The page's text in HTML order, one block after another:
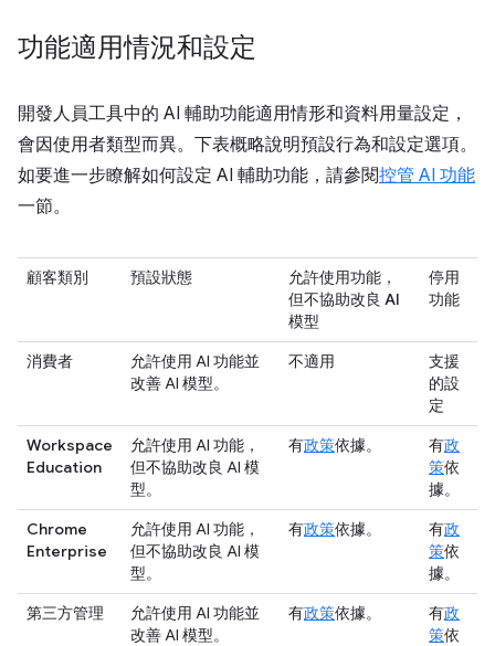
功能適用情況和設定
開發人員工具中的 AI 輔助功能適用情形和資料用量設定，
會因使用者類型而異。下表概略說明預設行為和設定選項。
如要進一步瞭解如何設定 AI 輔助功能，請參閱控管 AI 功能
一節。
顧客類別 預設狀態
允許使用功能，
但不協助改良 AI
模型
停用
功能
消費者
允許使用 AI 功能並
改善 AI 模型。
不適用
支援
的設
定
Workspace
Education
允許使用 AI 功能，
但不協助改良 AI 模
型。
有政策依據。 有政
策依
據。
Chrome
Enterprise
允許使用 AI 功能，
但不協助改良 AI 模
型。
有政策依據。 有政
策依
據。
第三方管理
允許使用 AI 功能並
改善 AI 模型。
有政策依據。 有政
策依